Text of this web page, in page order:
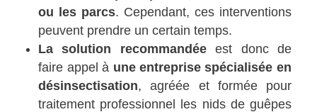
ou les parcs. Cependant, ces interventions
peuvent prendre un certain temps.
La solution recommandéeest donc de
faire appel à une entreprise spécialisée en
désinsectisation, agréée et formée pour
traitement professionnel les nids de guêpes